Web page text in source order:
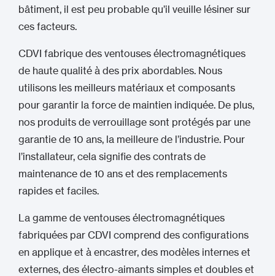
bâtiment, il est peu probable qu’il veuille lésiner sur
ces facteurs.
CDVI fabrique des ventouses électromagnétiques
de haute qualité à des prix abordables. Nous
utilisons les meilleurs matériaux et composants
pour garantir la force de maintien indiquée. De plus,
nos produits de verrouillage sont protégés par une
garantie de 10 ans, la meilleure de l’industrie. Pour
l’installateur, cela signifie des contrats de
maintenance de 10 ans et des remplacements
rapides et faciles.
La gamme de ventouses électromagnétiques
fabriquées par CDVI comprend des configurations
en applique et à encastrer, des modèles internes et
externes, des électro-aimants simples et doubles et